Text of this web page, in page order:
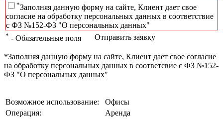
*Заполняя данную форму на сайте, Клиент дает свое
согласие на обработку персональных данных в соответствие
с ФЗ №152-ФЗ "О персональных данных"
* - Обязательные поля Отправить заявку
*Заполняя данную форму на сайте, Клиент дает свое согласие
на обработку персональных данных в соответсвие с ФЗ №152-
ФЗ "О персональных данных"
Возможное использование:
Офисы
Операция:
Аренда